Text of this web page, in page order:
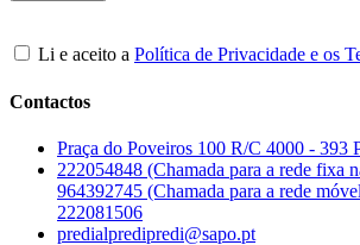
Li e aceito a Política de Privacidade e os
Contactos
Praça do Poveiros 100 R/C 4000 - 393
222054848 (Chamada para a rede fixa
964392745 (Chamada para a rede
222081506
predialpredipredi@sapo.pt